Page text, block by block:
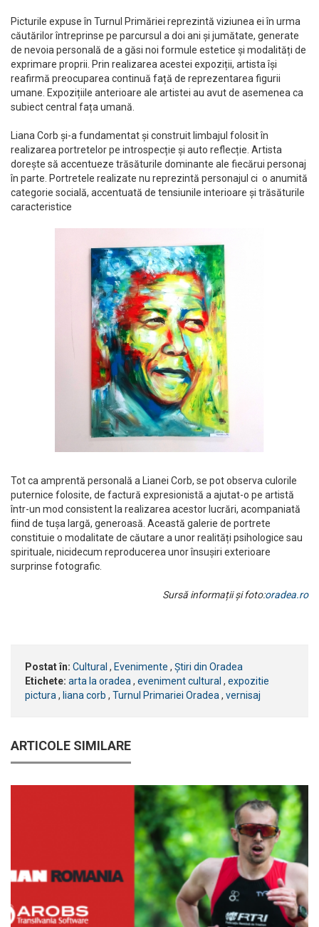
Picturile expuse în Turnul Primăriei reprezintă viziunea ei în urma
căutărilor întreprinse pe parcursul a doi ani și jumătate, generate
de nevoia personală de a găsi noi formule estetice și modalități de
exprimare proprii. Prin realizarea acestei expoziții, artista își
reafirmă preocuparea continuă față de reprezentarea figurii
umane. Expozițiile anterioare ale artistei au avut de asemenea ca
subiect central fața umană.
Liana Corb și-a fundamentat și construit limbajul folosit în
realizarea portretelor pe introspecție și auto reflecție. Artista
dorește să accentueze trăsăturile dominante ale fiecărui personaj
în parte. Portretele realizate nu reprezintă personajul ci o anumită
categorie socială, accentuată de tensiunile interioare și trăsăturile
caracteristice
Tot ca amprentă personală a Lianei Corb, se pot observa culorile
puternice folosite, de factură expresionistă a ajutat-o pe artistă
într-un mod consistent la realizarea acestor lucrări, acompaniată
fiind de tușa largă, generoasă. Această galerie de portrete
constituie o modalitate de căutare a unor realități psihologice sau
spirituale, nicidecum reproducerea unor însușiri exterioare
surprinse fotografic.
Sursă informații și foto:oradea.ro
Postat în: Cultural , Evenimente , Știri din Oradea
Etichete: arta la oradea , eveniment cultural , expozitie
pictura , liana corb , Turnul Primariei Oradea , vernisaj
ARTICOLE SIMILARE